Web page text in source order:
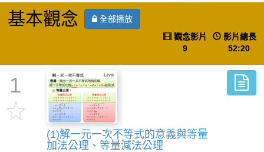
基本觀念
全部播放
影片總長
52:20
觀念影片
9
1
(1)解一元一次不等式的意義與等量
加法公理、等量減法公理